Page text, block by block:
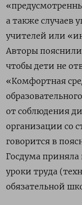
а также случаев
учителей или
Авторы
чтобы дети не
«Комфортная
от соблюдения
организации со
говорится в
Госдума приняла
уроки труда
обязательной